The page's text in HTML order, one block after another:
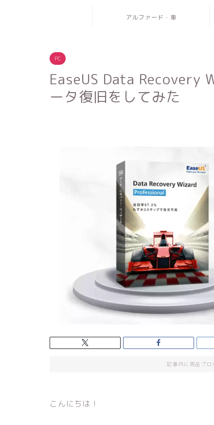
アルファード・車
PC
EaseUS Data Recovery
ータ復旧をしてみた
記事内に商品プロ
こんにちは！